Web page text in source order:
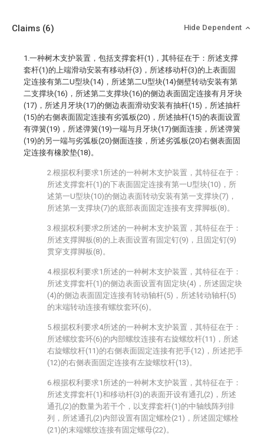
Claims (6) Hide Dependent
1.一种树木支护装置，包括支撑套杆(1)，其特征在于：所述支撑
套杆(1)的上端滑动安装有移动杆(3)，所述移动杆(3)的上表面固
定连接有第二U型块(14)，所述第二U型块(14)侧壁转动安装有第
二支撑块(16)，所述第二支撑块(16)的侧边表面固定连接有月牙块
(17)，所述月牙块(17)的侧边表面滑动安装有抽杆(15)，所述抽杆
(15)的右侧表面固定连接有劣弧板(20)，所述抽杆(15)的表面设置
有弹簧(19)，所述弹簧(19)一端与月牙块(17)侧面连接，所述弹簧
(19)的另一端与劣弧板(20)侧面连接，所述劣弧板(20)右侧表面固
定连接有橡胶垫(18)。
2.根据权利要求1所述的一种树木支护装置，其特征在于：
所述支撑套杆(1)的下表面固定连接有第一U型块(10)，所
述第一U型块(10)的侧边表面转动安装有第一支撑块(7)，
所述第一支撑块(7)的底部表面固定连接有支撑脚板(8)。
3.根据权利要求2所述的一种树木支护装置，其特征在于：
所述支撑脚板(8)的上表面设置有固定钉(9)，且固定钉(9)
贯穿支撑脚板(8)。
4.根据权利要求1所述的一种树木支护装置，其特征在于：
所述支撑套杆(1)的侧边表面设置有固定块(4)，所述固定块
(4)的侧边表面固定连接有转动轴杆(5)，所述转动轴杆(5)
的末端转动连接有螺纹套环(6)。
5.根据权利要求4所述的一种树木支护装置，其特征在于：
所述螺纹套环(6)的内部螺纹连接有右旋螺纹杆(11)，所述
右旋螺纹杆(11)的右侧表面固定连接有把手(12)，所述把手
(12)的右侧表面固定连接有左旋螺纹杆(13)。
6.根据权利要求1所述的一种树木支护装置，其特征在于：
所述支撑套杆(1)和移动杆(3)的表面开设有通孔(2)，所述
通孔(2)的数量为若干个，以支撑套杆(1)的中轴线阵列排
列，所述通孔(2)内部设置有固定螺栓(21)，所述固定螺栓
(21)的末端螺纹连接有固定螺母(22)。